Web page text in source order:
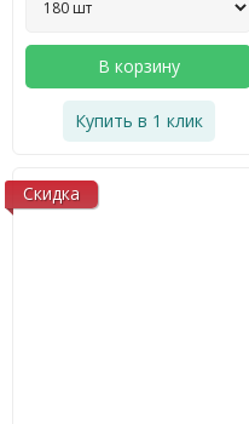
В корзину
Купить в 1 клик
Скидка